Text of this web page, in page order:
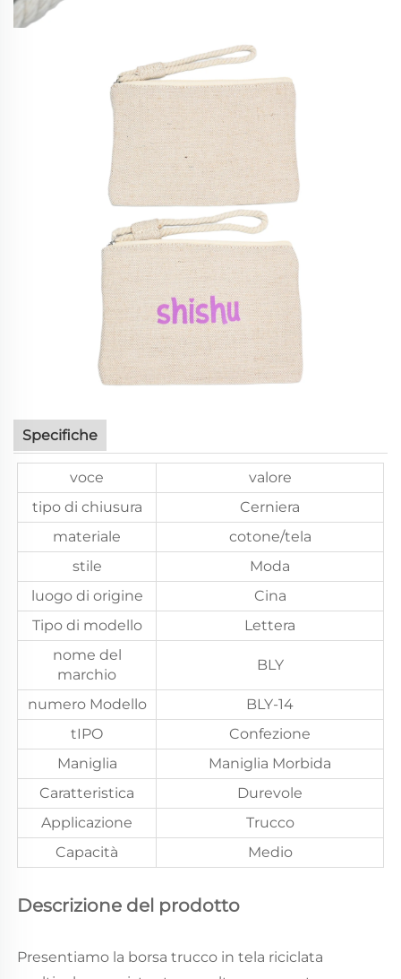
Specifiche
voce
valore
tipo di chiusura
Cerniera
materiale
cotone/tela
stile
Moda
luogo di origine
Cina
Tipo di modello
Lettera
nome del
marchio
BLY
numero Modello
BLY-14
tIPO
Confezione
Maniglia
Maniglia Morbida
Caratteristica
Durevole
Applicazione
Trucco
Capacità
Medio
Descrizione del prodotto
Presentiamo la borsa trucco in tela riciclata